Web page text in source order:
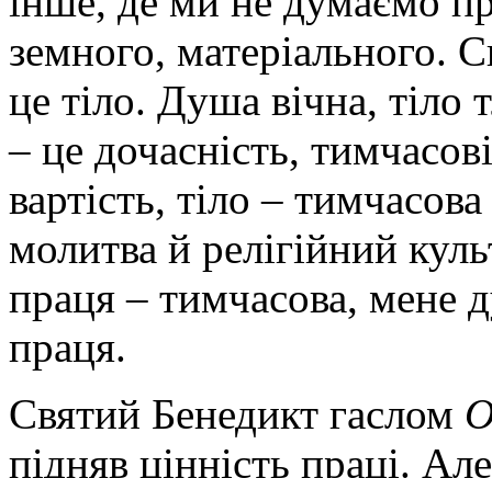
земного, матеріального.
це тіло. Душа вічна, тіло
– це дочасність,
вартість, тіло –
молитва й релігійний
праця – тимчасова, мене
праця.
Святий Бенедикт гаслом
підняв цінність праці.